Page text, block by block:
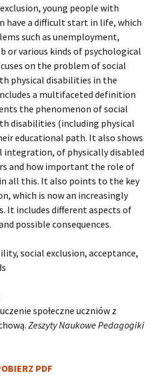
young people with
have a difficult start in life, which
such as unemployment,
or various kinds of psychological
on the problem of social
physical disabilities in the
a multifaceted definition
the phenomenon of social
disabilities (including physical
educational path. It also shows
of physically disabled
and how important the role of
all this. It also points to the key
which is now an increasingly
It includes different aspects of
possible consequences.
social exclusion, acceptance,
społeczne uczniów z
Zeszyty Naukowe Pedagogiki
PDF